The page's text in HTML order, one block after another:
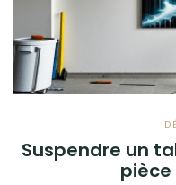
Suspendre un